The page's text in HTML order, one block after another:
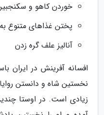
خوردن کاهو و
پختن غذاهای متنوع
آنالیز علف گره زدن
افسانه آفرینش در ایران
نخستین شاه و دانستن
زیادی است. در اوستا